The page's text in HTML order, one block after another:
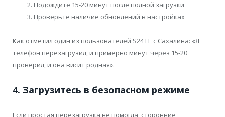
Подождите 15-20 минут после полной загрузки
Проверьте наличие обновлений в настройках
Как отметил один из пользователей S24 FE с Сахалина: «Я
телефон перезагрузил, и примерно минут через 15-20
проверил, и она висит родная».
4. Загрузитесь в безопасном режиме
Если простая перезагрузка не помогла, сторонние